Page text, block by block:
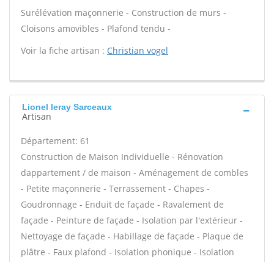
Surélévation maçonnerie - Construction de murs -
Cloisons amovibles - Plafond tendu -
Voir la fiche artisan : Christian vogel
Lionel leray Sarceaux
Artisan
Département: 61
Construction de Maison Individuelle - Rénovation
dappartement / de maison - Aménagement de combles
- Petite maçonnerie - Terrassement - Chapes -
Goudronnage - Enduit de façade - Ravalement de
façade - Peinture de façade - Isolation par l'extérieur -
Nettoyage de façade - Habillage de façade - Plaque de
plâtre - Faux plafond - Isolation phonique - Isolation